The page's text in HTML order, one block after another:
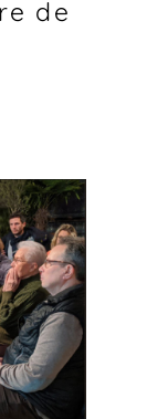
de